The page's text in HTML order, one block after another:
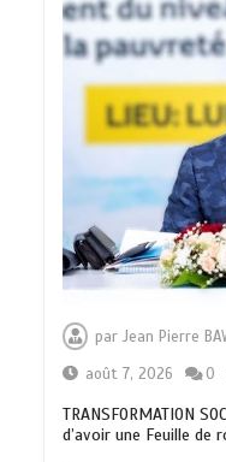
parJean Pierre
août 7, 2026
0
TRANSFORMATION
d’avoir une Feuille de